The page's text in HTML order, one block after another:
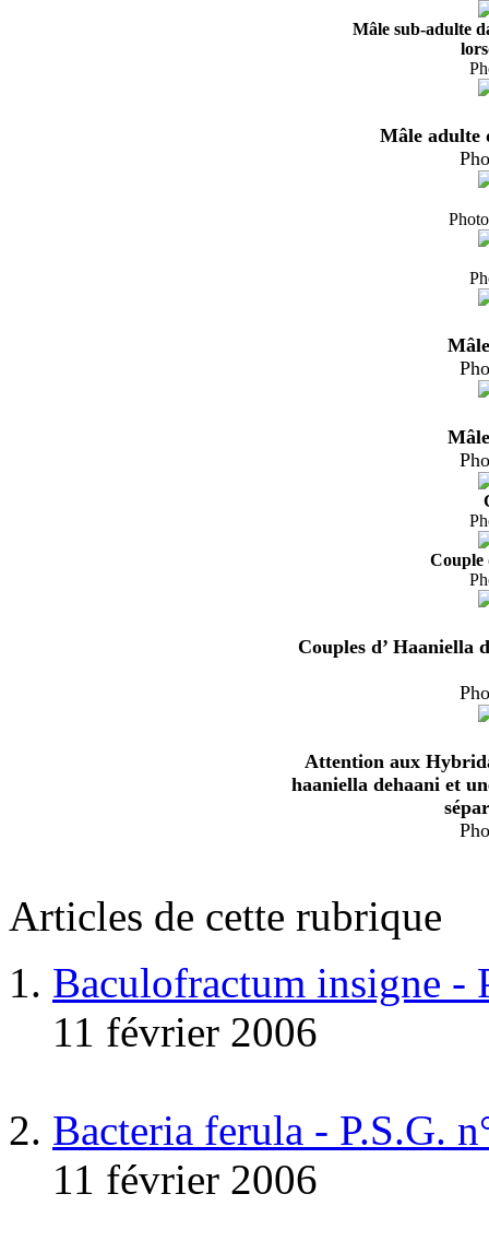
Mâle sub-adulte
Mâle adulte
Couple
Couples d’ Haaniella
Attention aux
haaniella dehaani et
Articles de cette rubrique
Baculofractum insigne -
11 février 2006
Bacteria ferula - P.S.G.
11 février 2006